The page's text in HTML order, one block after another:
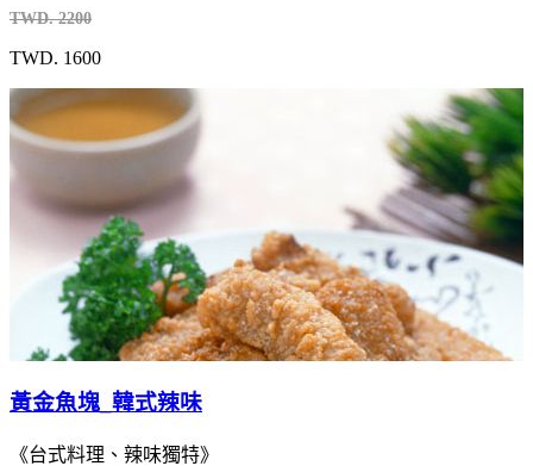
TWD. 2200
TWD. 1600
黃金魚塊_韓式辣味
《台式料理、辣味獨特》